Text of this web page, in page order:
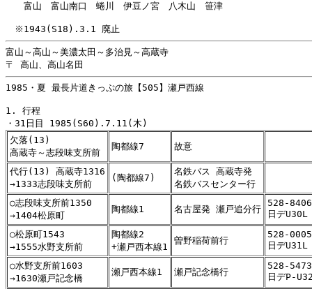
富山　富山南口　蜷川　伊豆ノ宮　八木山　笹津
富山～高山～美濃太田～多治見～高蔵寺
1985・夏 最長片道きっぷの旅【505】瀬戸西線
1. 行程
欠落(13)
高蔵寺～志段味支所前
陶都線7 故意
代行(13) 高蔵寺1316
→1333志段味支所前
(陶都線7)
名鉄バス 高蔵寺発
名鉄バスセンター行
○志段味支所前1350
→1404松原町
陶都線1 名古屋発 瀬戸追分行
528-8406
日デU30L
○松原町1543
→1555水野支所前
陶都線2
+瀬戸西本線1
曽野稲荷前行
528-0005
日デU31L
○水野支所前1603
→1630瀬戸記念橋
瀬戸西本線1 瀬戸記念橋行
528-5473
日デP-